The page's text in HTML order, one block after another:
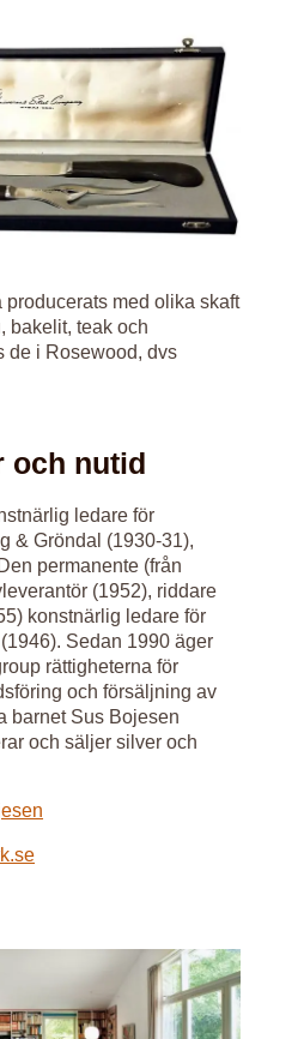
med olika skaft
bakelit, teak och
de i Rosewood, dvs
och nutid
ledare för
& Gröndal (1930-31),
permanente (från
(1952), riddare
konstnärlig ledare för
Sedan 1990 äger
rättigheterna för
och försäljning av
barnet Sus Bojesen
och säljer silver och